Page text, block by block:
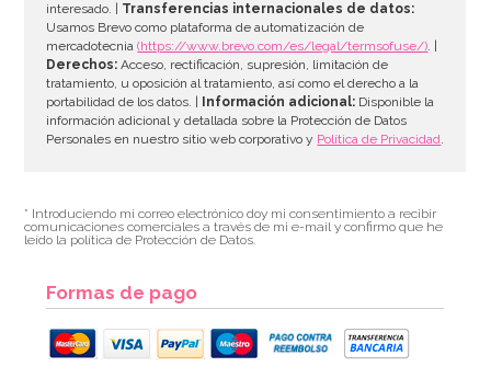
interesado. | Transferencias internacionales de datos:
Usamos Brevo como plataforma de automatización de
mercadotecnia(https://www.brevo.com/es/legal/termsofuse/). |
Derechos: Acceso, rectificación, supresión, limitación de
tratamiento, u oposición al tratamiento, así como el derecho a la
portabilidad de los datos. |
Información adicional: Disponible la
información adicional y detallada sobre la Protección de Datos
Personales en nuestro sitio web corporativo y Política de Privacidad.
* Introduciendo mi correo electrónico doy mi consentimiento a recibir
comunicaciones comerciales a través de mi e-mail y confirmo que he
leído la política de Protección de Datos.
Formas de pago